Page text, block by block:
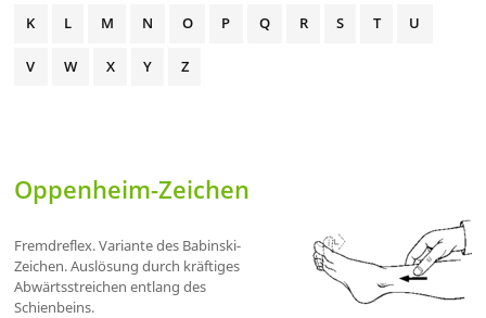
K L M N O P Q R S T U
V W X Y Z
Oppenheim-Zeichen
Fremdreflex. Variante des Babinski-
Zeichen. Auslösung durch kräftiges
Abwärtsstreichen entlang des
Schienbeins.